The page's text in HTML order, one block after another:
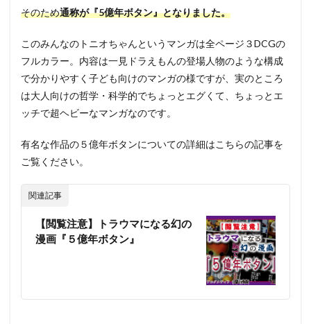
オち
ゃん
3.2
イ太
3.3
スネ
郎
みん
なの
オち
ゃん
んな
方に
こん
そのため通称が『5億年ボタン』となりました。
このみんなのトニオちゃんというマンガは全ページ３DCGの
フルカラー。内容は一見ドラえもんの登場人物のような構成
で分かりやすく子ども向けのマンガの様ですが、実のところ
は大人向けの哲学・科学的でちょっとエグくて、ちょっとエ
ッチで超ヘビーなマンガなのです。
有名な作品の５億年ボタンについての詳細はこちらの記事を
ご覧ください。
関連記事
【閲覧注意】トラウマになる幻の
漫画『５億年ボタン』